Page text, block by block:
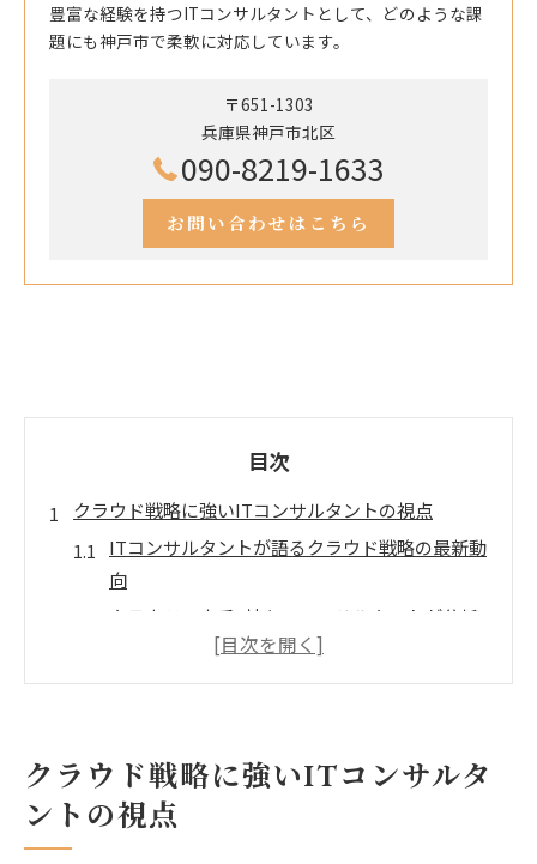
豊富な経験を持つITコンサルタントとして、どのような課
題にも神戸市で柔軟に対応しています。
〒651-1303
兵庫県神戸市北区
090-8219-1633
お問い合わせはこちら
目次
クラウド戦略に強いITコンサルタントの視点
ITコンサルタントが語るクラウド戦略の最新動
向
クラウドの大手3社をITコンサルタントが分析
ITコンサルタント視点で見るクラウド導入の重
要性
ITコンサルタントが提案するDX推進の基本視
点
クラウド戦略に強いITコンサルタ
ントの視点